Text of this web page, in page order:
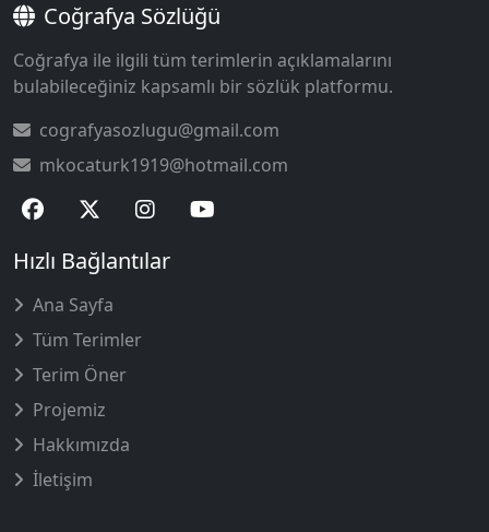
Coğrafya Sözlüğü
Coğrafya ile ilgili tüm terimlerin açıklamalarını
bulabileceğiniz kapsamlı bir sözlük platformu.
cografyasozlugu@gmail.com
mkocaturk1919@hotmail.com
Hızlı Bağlantılar
Ana Sayfa
Tüm Terimler
Terim Öner
Projemiz
Hakkımızda
İletişim